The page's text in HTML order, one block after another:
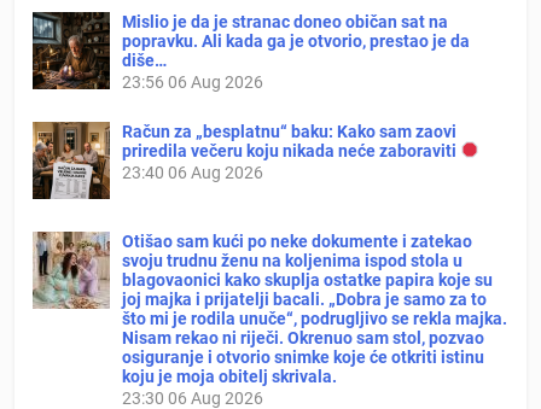
Mislio je da je stranac doneo običan sat na
popravku. Ali kada ga je otvorio, prestao je da
diše…
23:56 06 Aug 2026
Račun za „besplatnu“ baku: Kako sam zaovi
priredila večeru koju nikada neće zaboraviti
23:40 06 Aug 2026
Otišao sam kući po neke dokumente i zatekao
svoju trudnu ženu na koljenima ispod stola u
blagovaonici kako skuplja ostatke papira koje su
joj majka i prijatelji bacali. „Dobra je samo za to
što mi je rodila unuče“, podrugljivo se rekla majka.
Nisam rekao ni riječi. Okrenuo sam stol, pozvao
osiguranje i otvorio snimke koje će otkriti istinu
koju je moja obitelj skrivala.
23:30 06 Aug 2026